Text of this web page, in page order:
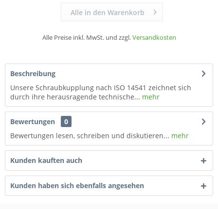
Alle Preise inkl. MwSt. und zzgl.Versandkosten
Alle in den Warenkorb
Beschreibung
Unsere Schraubkupplung nach ISO 14541 zeichnet sich
durch ihre herausragende technische... mehr
Bewertungen
0
Bewertungen lesen, schreiben und diskutieren... mehr
Kunden kauften auch
Kunden haben sich ebenfalls angesehen